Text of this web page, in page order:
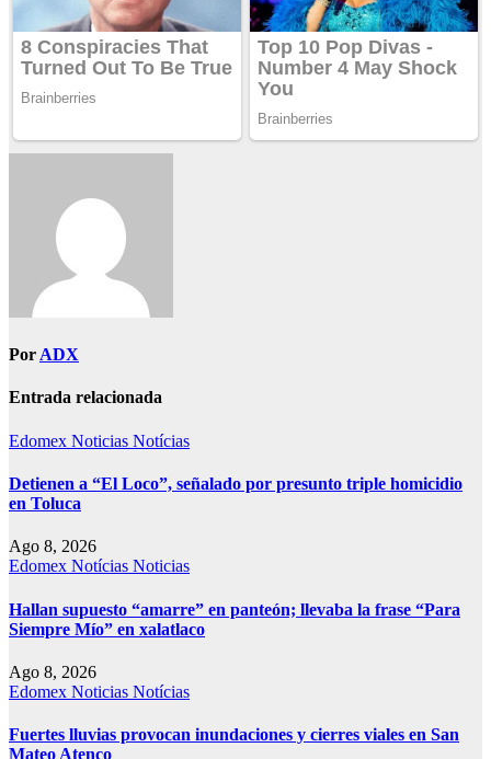
Por ADX
Entrada relacionada
Edomex Noticias Notícias
Detienen a “El Loco”, señalado por presunto triple homicidio
en Toluca
Ago 8, 2026
Edomex Notícias Noticias
Hallan supuesto “amarre” en panteón; llevaba la frase “Para
Siempre Mío” en xalatlaco
Ago 8, 2026
Edomex Noticias Notícias
Fuertes lluvias provocan inundaciones y cierres viales en San
Mateo Atenco